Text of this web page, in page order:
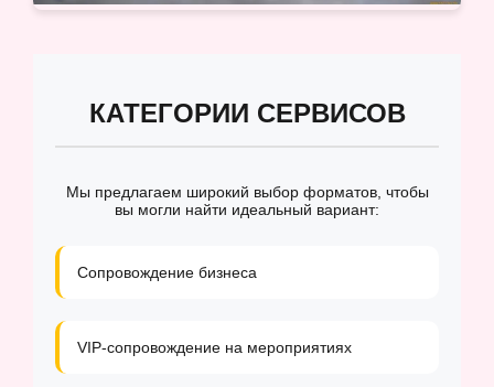
КАТЕГОРИИ СЕРВИСОВ
Мы предлагаем широкий выбор форматов, чтобы
вы могли найти идеальный вариант:
Сопровождение бизнеса
VIP-сопровождение на мероприятиях